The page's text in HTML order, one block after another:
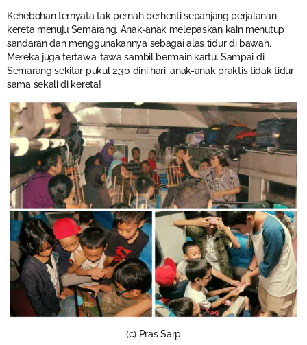
Kehebohan ternyata tak pernah berhenti sepanjang perjalanan
kereta menuju Semarang. Anak-anak melepaskan kain menutup
sandaran dan menggunakannya sebagai alas tidur di bawah.
Mereka juga tertawa-tawa sambil bermain kartu. Sampai di
Semarang sekitar pukul 2.30 dini hari, anak-anak praktis tidak tidur
sama sekali di kereta!
(c) Pras Sarp